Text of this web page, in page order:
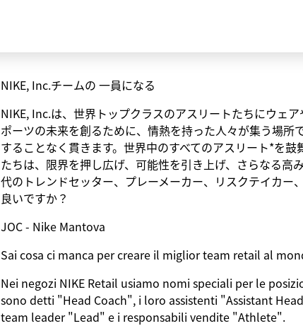
NIKE, Inc.チームの 一員になる
NIKE, Inc.は、世界トップクラスのアスリートたちにウェ
ポーツの未来を創るために、情熱を持った人々が集う場
することなく貫きます。世界中のすべてのアスリート*を
たちは、限界を押し広げ、可能性を引き上げ、さらなる高
代のトレンドセッター、プレーメーカー、リスクテイカ
良いですか？
JOC - Nike Mantova
Sai cosa ci manca per creare il miglior team retail al
Nei negozi NIKE Retail usiamo nomi speciali per le
sono detti "Head Coach", i loro assistenti "Assistant
team leader "Lead" e i responsabili vendite "Athlete".